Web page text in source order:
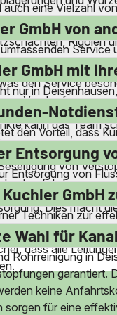
eine Vielzahl
Sie führen
Rigolen
GmbH von
garantiert. Die
den Service
Verstopfungen.
GmbH mit
nur in
Service erstreckt
kann das Team
den Vorteil, dass
Dies ist
von
Entsorgung
Entsorgung von
Entsorgung
Dies macht
GmbH
Techniken zur
Fräsen von
dass alle
Wahl für
Rohrreinigung in
keine
für eine